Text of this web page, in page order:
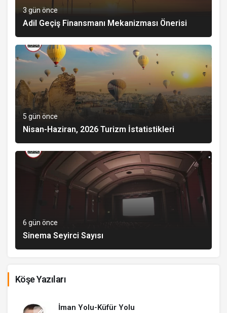
3 gün önce
Adil Geçiş Finansmanı Mekanizması Önerisi
5 gün önce
Nisan-Haziran, 2026 Turizm İstatistikleri
6 gün önce
Sinema Seyirci Sayısı
Köşe Yazıları
İman Yolu-Küfür Yolu